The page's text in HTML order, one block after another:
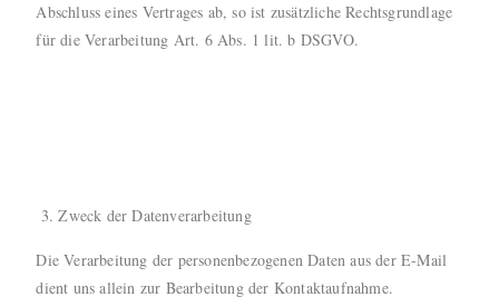
Abschluss eines Vertrages ab, so ist zusätzliche Rechtsgrundlage
für die Verarbeitung Art. 6 Abs. 1 lit. b DSGVO.
Zweck der Datenverarbeitung
Die Verarbeitung der personenbezogenen Daten aus der E-Mail
dient uns allein zur Bearbeitung der Kontaktaufnahme.